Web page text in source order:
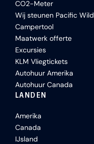
CO2-Meter
Wij steunen Pacific Wild
Campertool
Maatwerk offerte
Excursies
KLM Vliegtickets
Autohuur Amerika
Autohuur Canada
LANDEN
Amerika
Canada
IJsland